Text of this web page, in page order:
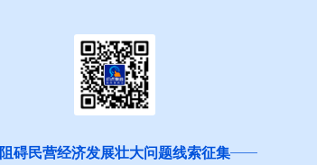
阻碍民营经济发展壮大问题线索征集